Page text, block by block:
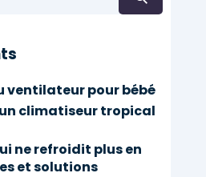
ventilateur pour bébé
climatiseur tropical
ne refroidit plus en
et solutions